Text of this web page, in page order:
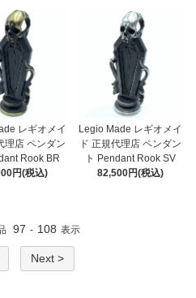
レギオメイ
理店 ペンダン
Rook BR
円(税込)
Legio Made レギオメイ
ド 正規代理店 ペンダン
ト Pendant Rook SV
82,500円(税込)
97 - 108 表示
Next >